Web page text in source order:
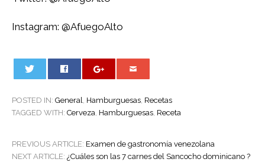
Instagram: @AfuegoAlto
POSTED IN: General, Hamburguesas, Recetas
TAGGED WITH: Cerveza, Hamburguesas, Receta
POST
NAVIGATION
PREVIOUS ARTICLE: Examen de gastronomía venezolana
NEXT ARTICLE: ¿Cuáles son las 7 carnes del Sancocho dominicano ?